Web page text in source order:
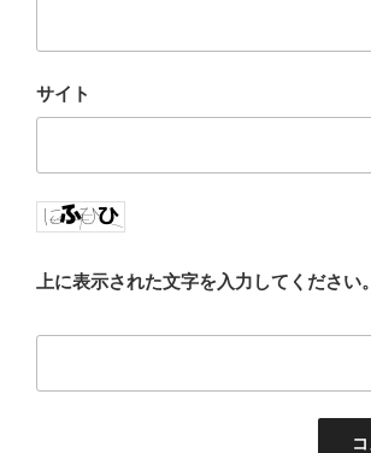
サイト
上に表示された文字を入力してください。